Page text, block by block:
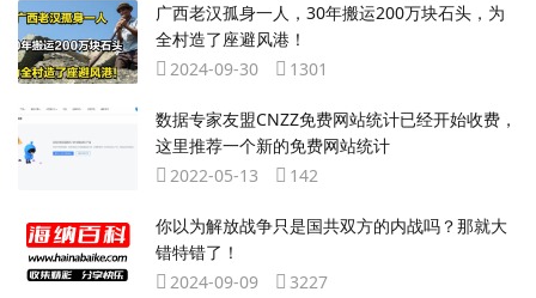
广西老汉孤身一人，30年搬运200万块石头，为
全村造了座避风港！
2024-09-30
1301
数据专家友盟CNZZ免费网站统计已经开始收费，
这里推荐一个新的免费网站统计
2022-05-13
142
你以为解放战争只是国共双方的内战吗？那就大
错特错了！
2024-09-09
3227